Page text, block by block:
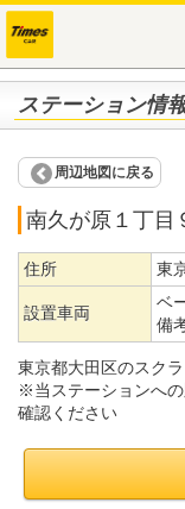
ステーション情
周辺地図に戻る
南久が原１丁目
住所 東
設置車両
ベ
備
東京都大田区のスク
※当ステーションへ
確認ください